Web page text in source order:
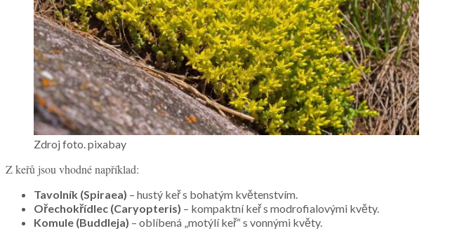
Zdroj foto. pixabay
Z keřů jsou vhodné například:
Tavolník (Spiraea) – hustý keř s bohatým květenstvím.
Ořechokřídlec (Caryopteris) – kompaktní keř s modrofialovými květy.
Komule (Buddleja) – oblíbená „motýlí keř“ s vonnými květy.